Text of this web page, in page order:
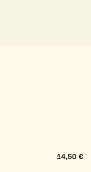
14,50 €